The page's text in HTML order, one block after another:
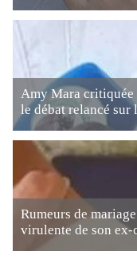
Amy Mara critiquée
le débat relancé sur
Rumeurs de
virulente de son